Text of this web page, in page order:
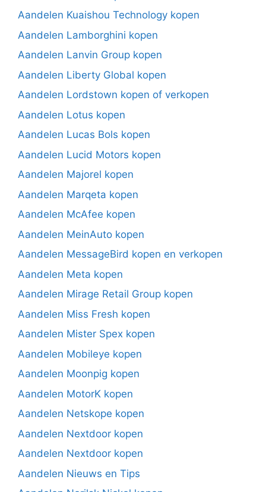
Aandelen Kuaishou Technology kopen
Aandelen Lamborghini kopen
Aandelen Lanvin Group kopen
Aandelen Liberty Global kopen
Aandelen Lordstown kopen of verkopen
Aandelen Lotus kopen
Aandelen Lucas Bols kopen
Aandelen Lucid Motors kopen
Aandelen Majorel kopen
Aandelen Marqeta kopen
Aandelen McAfee kopen
Aandelen MeinAuto kopen
Aandelen MessageBird kopen en verkopen
Aandelen Meta kopen
Aandelen Mirage Retail Group kopen
Aandelen Miss Fresh kopen
Aandelen Mister Spex kopen
Aandelen Mobileye kopen
Aandelen Moonpig kopen
Aandelen MotorK kopen
Aandelen Netskope kopen
Aandelen Nextdoor kopen
Aandelen Nextdoor kopen
Aandelen Nieuws en Tips